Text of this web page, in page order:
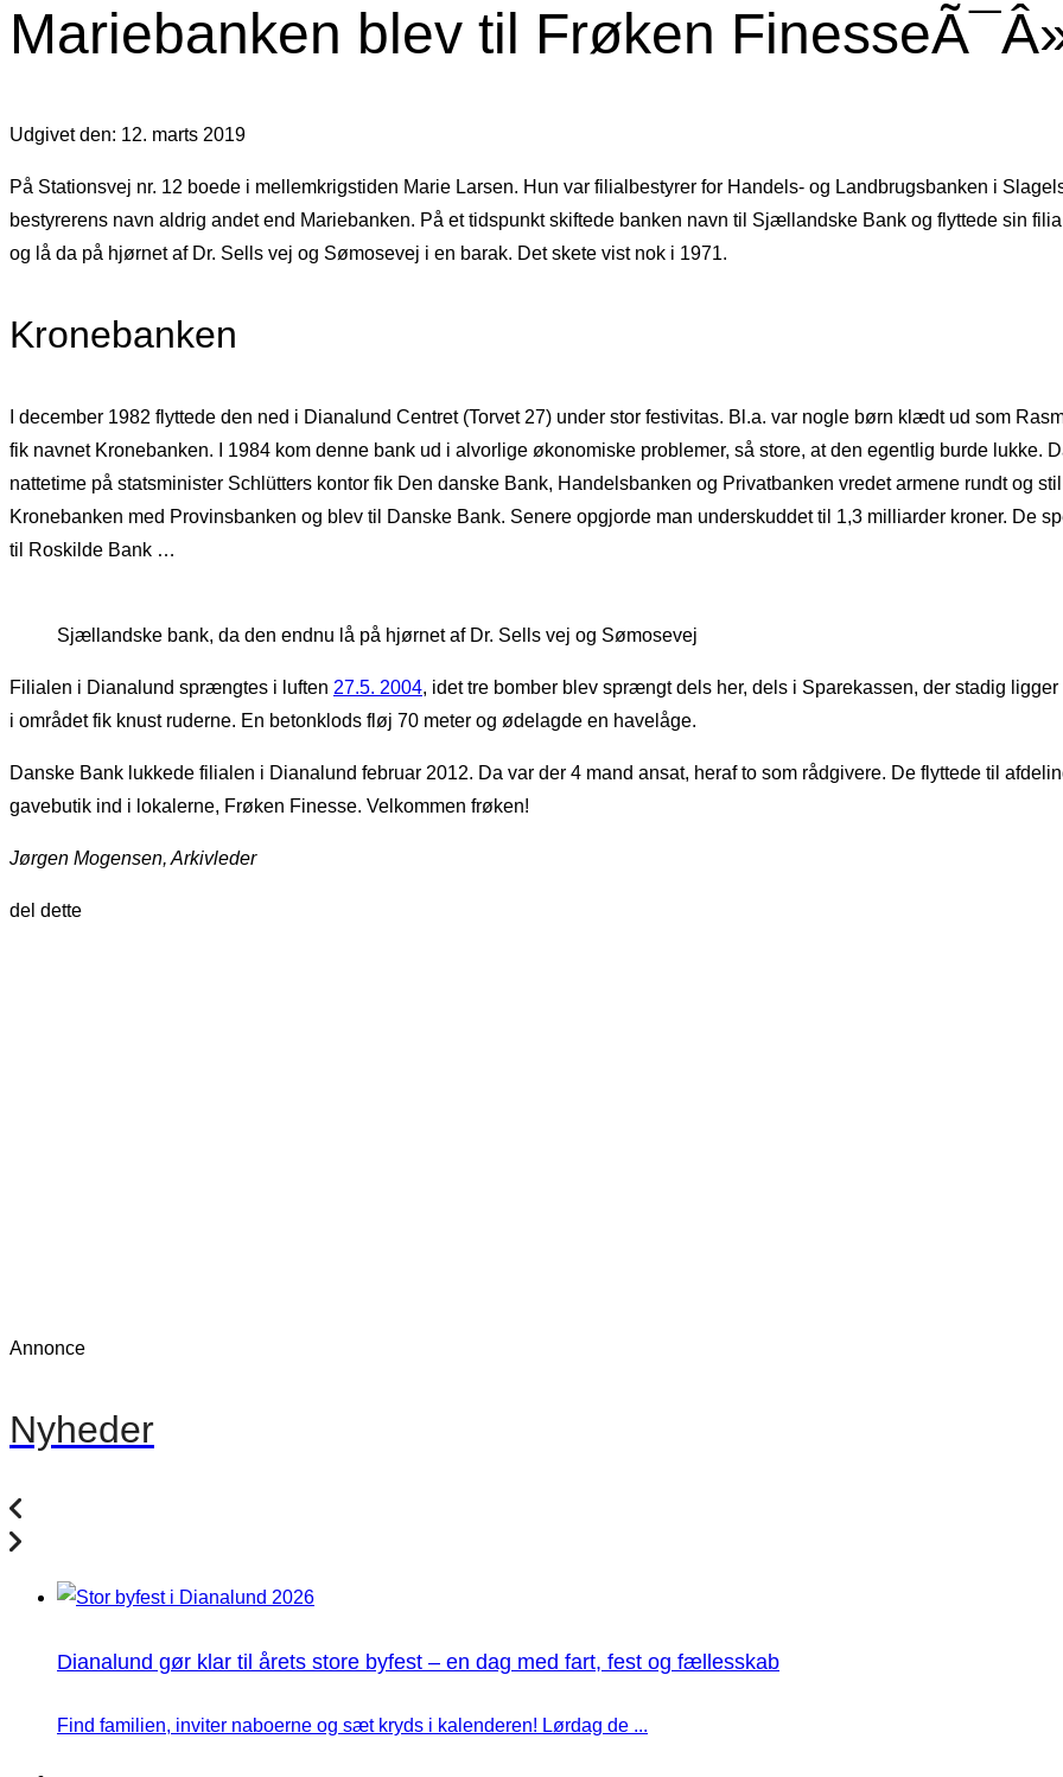
Mariebanken blev til Frøken
Udgivet den: 12. marts 2019
På Stationsvej nr. 12 boede i mellemkrigstiden Marie Larsen. Hun var filialbestyrer for Handels- og Landbrugsbanken i
bestyrerens navn aldrig andet end Mariebanken. På et tidspunkt skiftede banken navn til Sjællandske Bank og flyttede sin
og lå da på hjørnet af Dr. Sells vej og Sømosevej i en barak. Det skete vist nok i 1971.
Kronebanken
I december 1982 flyttede den ned i Dianalund Centret (Torvet 27) under stor festivitas. Bl.a. var nogle børn klædt ud som
fik navnet Kronebanken. I 1984 kom denne bank ud i alvorlige økonomiske problemer, så store, at den egentlig burde lukke.
nattetime på statsminister Schlütters kontor fik Den danske Bank, Handelsbanken og Privatbanken vredet armene rundt og
Kronebanken med Provinsbanken og blev til Danske Bank. Senere opgjorde man underskuddet til 1,3 milliarder kroner. De
til Roskilde Bank …
Sjællandske bank, da den endnu lå på hjørnet af Dr. Sells vej og Sømosevej
Filialen i Dianalund sprængtes i luften 27.5. 2004, idet tre bomber blev sprængt dels her, dels i Sparekassen, der stadig
i området fik knust ruderne. En betonklods fløj 70 meter og ødelagde en havelåge.
Danske Bank lukkede filialen i Dianalund februar 2012. Da var der 4 mand ansat, heraf to som rådgivere. De flyttede til
gavebutik ind i lokalerne, Frøken Finesse. Velkommen frøken!
Jørgen Mogensen, Arkivleder
del dette
Annonce
Nyheder
Dianalund gør klar til årets store byfest – en dag med fart, fest og fællesskab
Find familien, inviter naboerne og sæt kryds i kalenderen! Lørdag de ...